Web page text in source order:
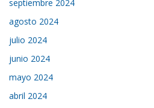
septiembre 2024
agosto 2024
julio 2024
junio 2024
mayo 2024
abril 2024